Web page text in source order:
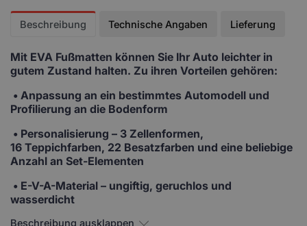
Beschreibung Technische Angaben Lieferung
Mit EVA Fußmatten können Sie Ihr Auto leichter in
gutem Zustand halten. Zu ihren Vorteilen gehören:
• Anpassung an ein bestimmtes Automodell und
Profilierung an die Bodenform
• Personalisierung – 3 Zellenformen,
16 Teppichfarben, 22 Besatzfarben und eine beliebige
Anzahl an Set-Elementen
• E-V-A-Material – ungiftig, geruchlos und
wasserdicht
Beschreibung ausklappen